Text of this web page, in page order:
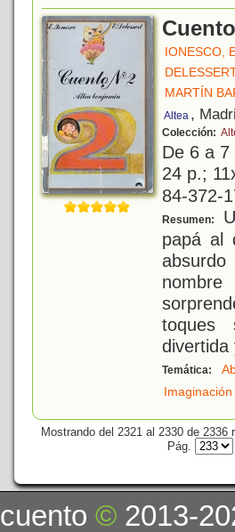
IONESCO,
MARTÍN
Altea ,
Colección:
De 6 a
24 p.;
84-372-
Resumen:
papá al
toques
divertida
Temática:
Imaginación
Mostrando del 2321 al 2330 de 2336
Pág.
cuento© 2013-